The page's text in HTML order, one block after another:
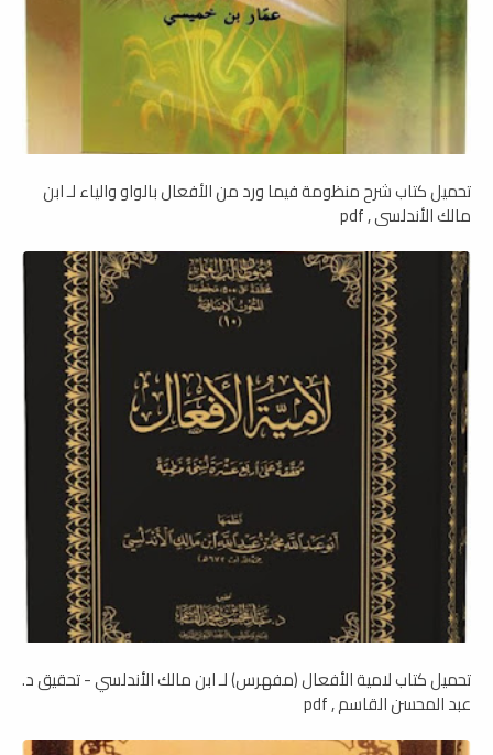
تحميل كتاب شرح منظومة فيما ورد من الأفعال بالواو والياء لـ ابن
مالك الأندلسي , pdf
تحميل كتاب لامية الأفعال (مفهرس) لـ ابن مالك الأندلسي - تحقيق د.
عبد المحسن القاسم , pdf